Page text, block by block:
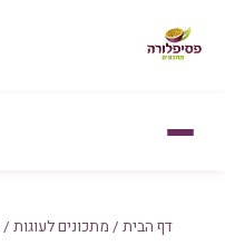
דף הבית / מתכונים לעוגות /